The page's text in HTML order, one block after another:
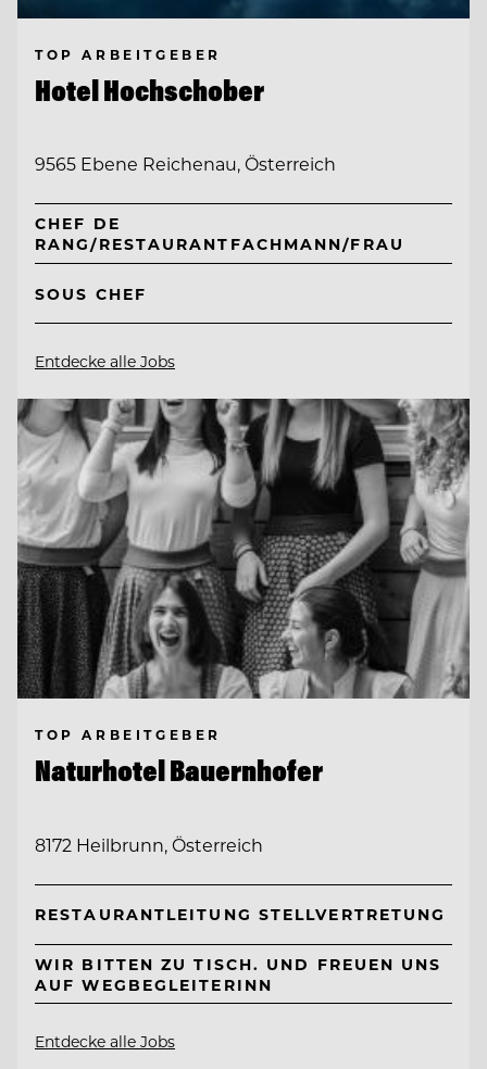
TOP ARBEITGEBER
Hotel Hochschober
9565 Ebene Reichenau, Österreich
CHEF DE
RANG/RESTAURANTFACHMANN/FRAU
SOUS CHEF
Entdecke alle Jobs
TOP ARBEITGEBER
Naturhotel Bauernhofer
8172 Heilbrunn, Österreich
RESTAURANTLEITUNG STELLVERTRETUNG
WIR BITTEN ZU TISCH. UND FREUEN UNS
AUF WEGBEGLEITERINN
Entdecke alle Jobs